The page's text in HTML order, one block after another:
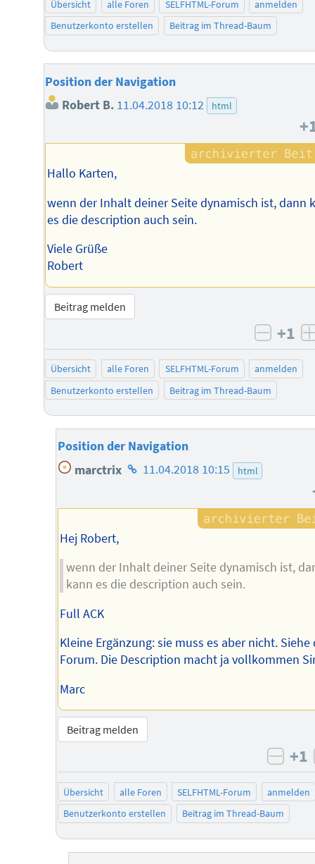
Übersicht alle Foren SELFHTML-Forum
anmelden
Benutzerkonto erstellen
Beitrag im Thread-Baum
Position der Navigation
Robert B. 11.04.2018 10:12 html
Hallo Karten,
wenn der Inhalt deiner Seite dynamisch ist, dann
es die description auch sein.
Viele Grüße
Robert
Beitrag melden
+1
Übersicht alle Foren SELFHTML-Forum
anmelden
Benutzerkonto erstellen
Beitrag im Thread-Baum
Position der Navigation
marctrix Homepage
Autors
11.04.2018 10:15 html
Hej Robert,
wenn der Inhalt deiner Seite dynamisch ist,
kann es die description auch sein.
Full ACK
Kleine Ergänzung: sie muss es aber nicht. Siehe
Forum. Die Description macht ja vollkommen
Marc
Beitrag melden
+1
Übersicht alle Foren SELFHTML-Forum
anmelden
Benutzerkonto erstellen
Beitrag im Thread-Baum